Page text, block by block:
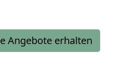
Angebote erhalten